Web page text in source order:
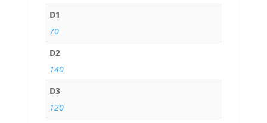
D1
70
D2
140
D3
120